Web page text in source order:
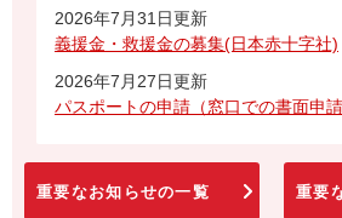
2026年7月31日更新
義援金・救援金の募集(日本赤十字社)
2026年7月27日更新
パスポートの申請（窓口での書面申請
重要なお知らせの一覧 重要